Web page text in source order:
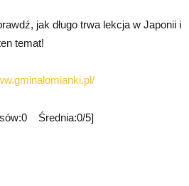
jak długo trwa lekcja w Japonii i
temat!
Średnia:0/5]